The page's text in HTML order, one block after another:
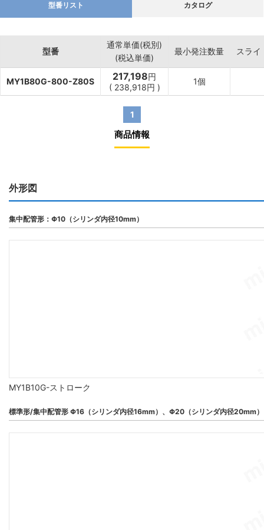
型番リスト カタログ
型番
通常単価(税別)
(税込単価)
最小発注数量 スライ
MY1B80G-800-Z80S 217,198円
( 238,918円 )
1個
1
商品情報
外形図
集中配管形：Φ10（シリンダ内径10mm）
MY1B10G-ストローク
標準形/集中配管形 Φ16（シリンダ内径16mm）、Φ20（シリンダ内径20mm）